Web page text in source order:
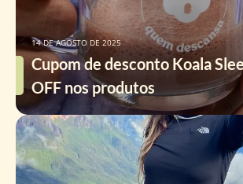
Cupom de desconto Koala
OFF nos produtos
14 DE AGOSTO DE 2025